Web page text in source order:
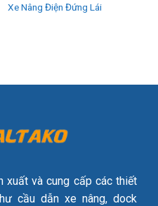
Xe Nâng Điện Đứng Lái
xuất và cung cấp các thiết
cầu dẫn xe nâng, dock